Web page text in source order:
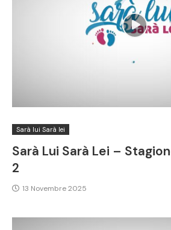
Sarà lui Sarà lei
Sarà Lui Sarà Lei –
2
13 Novembre 2025